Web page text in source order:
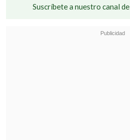
Suscríbete a nuestro canal de